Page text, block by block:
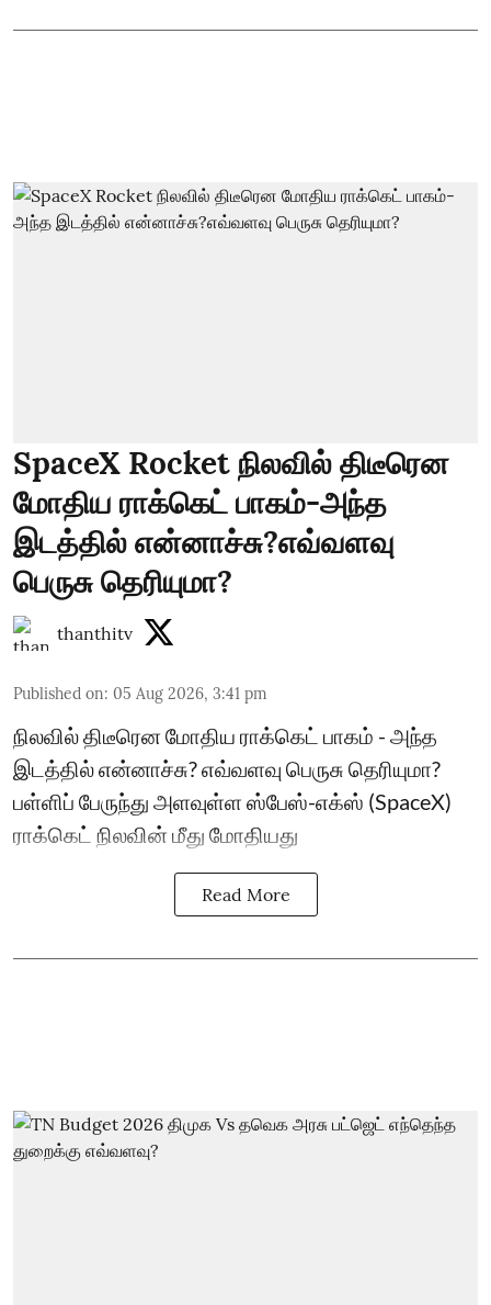
SpaceX Rocket நிலவில் திடீரென
மோதிய ராக்கெட் பாகம்-அந்த
இடத்தில் என்னாச்சு?எவ்வளவு
பெருசு தெரியுமா?
thanthitv
Published on: 05 Aug 2026, 3:41 pm
நிலவில் திடீரென மோதிய ராக்கெட் பாகம் - அந்த
இடத்தில் என்னாச்சு? எவ்வளவு பெருசு தெரியுமா?
பள்ளிப் பேருந்து அளவுள்ள ஸ்பேஸ்-எக்ஸ் (SpaceX)
ராக்கெட் நிலவின் மீது மோதியது
Read More